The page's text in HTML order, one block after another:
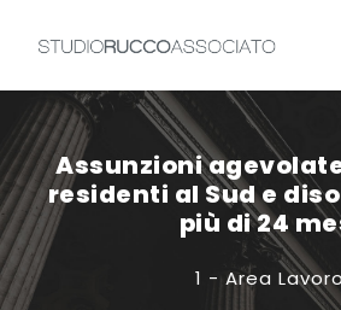
Assunzioni
residenti al Sud e
più di 24
1 - Area Lavoro